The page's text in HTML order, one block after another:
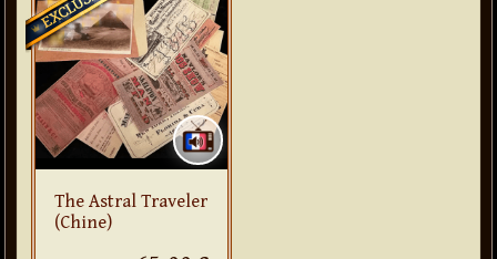
The Astral Traveler
(Chine)